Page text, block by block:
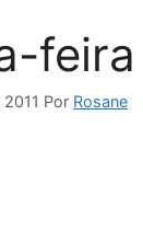
Por Rosane